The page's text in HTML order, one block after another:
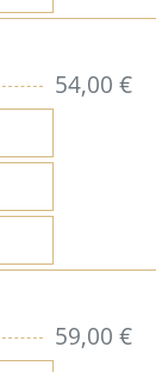
54,00 €
59,00 €